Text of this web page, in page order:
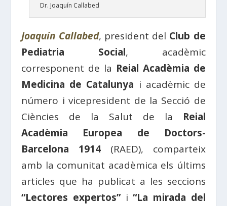
Dr. Joaquín Callabed
Joaquín Callabed, president del Club de
Pediatria Social, acadèmic
corresponent de la Reial Acadèmia de
Medicina de Catalunya i acadèmic de
número i vicepresident de la Secció de
Ciències de la Salut de la Reial
Acadèmia Europea de Doctors-
Barcelona 1914 (RAED), comparteix
amb la comunitat acadèmica els últims
articles que ha publicat a les seccions
“Lectores expertos”i “La mirada del